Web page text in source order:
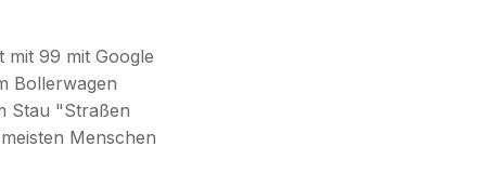
mit 99 mit Google
Bollerwagen
Stau "Straßen
Menschen